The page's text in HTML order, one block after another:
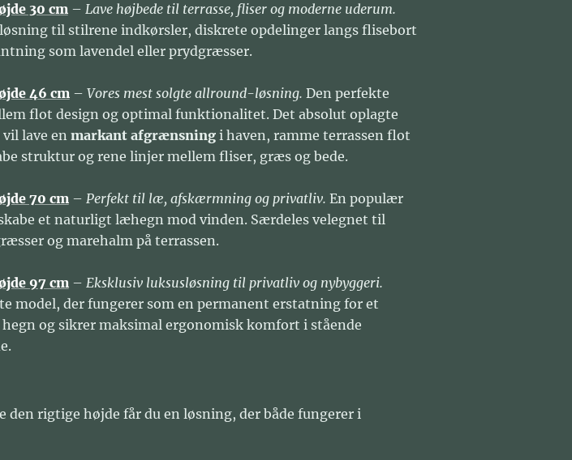
30 cm– Lave højbede til terrasse, fliser og moderne uderum.
til stilrene indkørsler, diskrete opdelinger langs flisebort
som lavendel eller prydgræsser.
46 cm– Vores mest solgte allround-løsning. Den perfekte
flot design og optimal funktionalitet. Det absolut oplagte
lave en markant afgrænsningi haven, ramme terrassen flot
struktur og rene linjer mellem fliser, græs og bede.
70 cm– Perfekt til læ, afskærmning og privatliv. En populær
et naturligt læhegn mod vinden. Særdeles velegnet til
og marehalm på terrassen.
97 cm– Eksklusiv luksusløsning til privatliv og nybyggeri.
model, der fungerer som en permanent erstatning for et
og sikrer maksimal ergonomisk komfort i stående
den rigtige højde får du en løsning, der både fungerer i